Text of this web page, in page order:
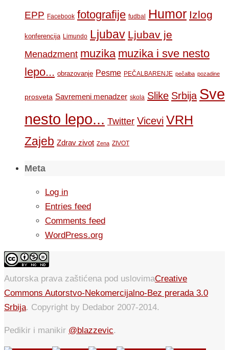
EPP Facebook fotografije fudbal Humor Izlog
konferencija Limundo Ljubav Ljubav je
Menadzment muzika muzika i sve nesto
lepo... obrazovanje Pesme PEČALBARENJE pečalba pozadine
prosveta Savremeni menadzer skola Slike Srbija Sve
nesto lepo... Twitter Vicevi VRH
Zajeb Zdrav zivot Zena ZIVOT
Meta
Log in
Entries feed
Comments feed
WordPress.org
Autorska prava zaštićena pod uslovimaCreative
Commons Autorstvo-Nekomercijalno-Bez prerada 3.0
Srbija. Copyright by Dedabor 2007-2014.
Pedikir i manikir @blazzevic.